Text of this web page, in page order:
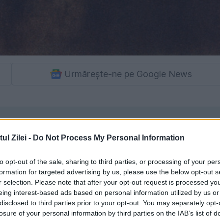
Zilei - Do Not Process My Personal Information
opt-out of the sale, sharing to third parties, or processing of your
for targeted advertising by us, please use the below opt-out
selection. Please note that after your opt-out request is processed
interest-based ads based on personal information utilized by us
to third parties prior to your opt-out. You may separately
of your personal information by third parties on the IAB’s list of
Urmărește-ne pe Google News
secrete ale marilor artiști, un altfel de
Leonardo din Vinci, personaj